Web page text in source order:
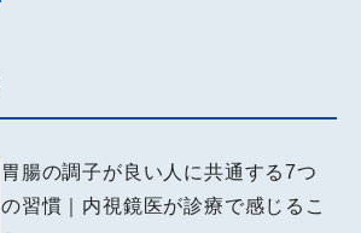
胃腸の調子が良い人に共通する7つ
の習慣｜内視鏡医が診療で感じるこ